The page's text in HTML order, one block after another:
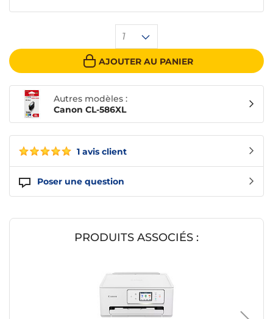
1 avis client
Poser une question
1
AJOUTER AU PANIER
Autres modèles :
Canon CL-586XL
PRODUITS ASSOCIÉS :